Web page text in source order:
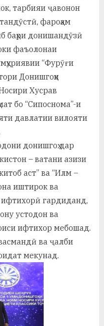
тарбияи ҷавонон
фароҳам
баҳри донишандӯзӣ
фаъолонаи
“Фурӯғи
Донишгоҳи
Хусрав
бо “Сипоснома”-и
давлатии вилояти
донишгоҳ дар
– ватани азизи
аст” ва “Илм –
иштирок ва
ифтихорӣ гардиданд,
устодон ва
ифтихор мебошад.
ва ҷалби
мекунад.